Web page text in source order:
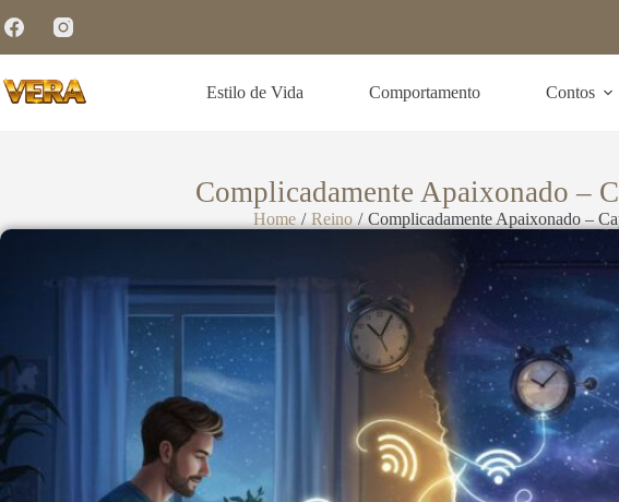
Estilo de Vida Comportamento Contos
Complicadamente Apaixonado –
Home / Reino / Complicadamente Apaixonado –